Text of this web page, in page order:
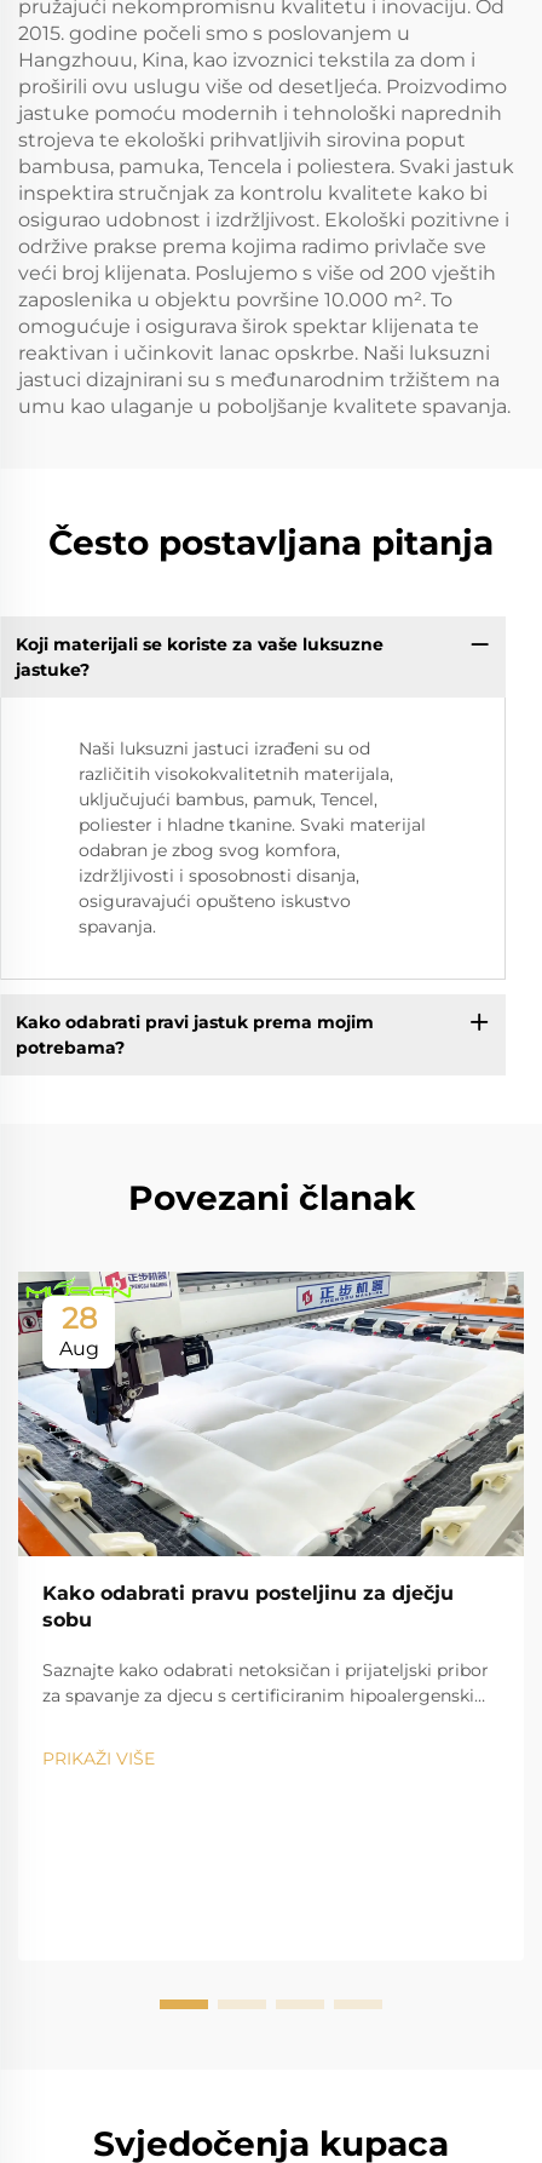
pružajući nekompromisnu kvalitetu i inovaciju. Od
2015. godine počeli smo s poslovanjem u
Hangzhouu, Kina, kao izvoznici tekstila za dom i
proširili ovu uslugu više od desetljeća. Proizvodimo
jastuke pomoću modernih i tehnološki naprednih
strojeva te ekološki prihvatljivih sirovina poput
bambusa, pamuka, Tencela i poliestera. Svaki jastuk
inspektira stručnjak za kontrolu kvalitete kako bi
osigurao udobnost i izdržljivost. Ekološki pozitivne i
održive prakse prema kojima radimo privlače sve
veći broj klijenata. Poslujemo s više od 200 vještih
zaposlenika u objektu površine 10.000 m². To
omogućuje i osigurava širok spektar klijenata te
reaktivan i učinkovit lanac opskrbe. Naši luksuzni
jastuci dizajnirani su s međunarodnim tržištem na
umu kao ulaganje u poboljšanje kvalitete spavanja.
Često postavljana pitanja
Koji materijali se koriste za vaše luksuzne
jastuke?
Naši luksuzni jastuci izrađeni su od
različitih visokokvalitetnih materijala,
uključujući bambus, pamuk, Tencel,
poliester i hladne tkanine. Svaki materijal
odabran je zbog svog komfora,
izdržljivosti i sposobnosti disanja,
osiguravajući opušteno iskustvo
spavanja.
Kako odabrati pravi jastuk prema mojim
potrebama?
Povezani članak
28
Aug
Kako odabrati pravu posteljinu za dječju
sobu
Saznajte kako odabrati netoksičan i prijateljski pribor
za spavanje za djecu s certificiranim hipoalergenskim
pranja. Zaštitite zdravlje vaše djece tijekom sna –
PRIKAŽI VIŠE
Svjedočenja kupaca